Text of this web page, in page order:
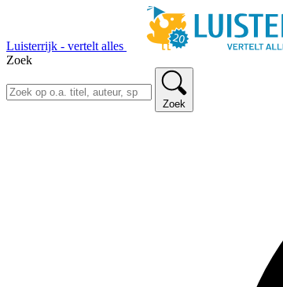
Luisterrijk - vertelt alles
Zoek
Zoek